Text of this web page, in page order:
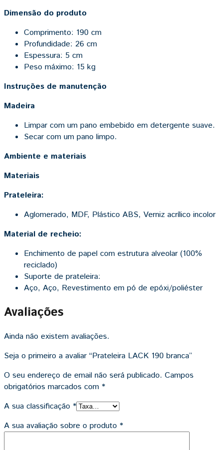
Dimensão do produto
Comprimento: 190 cm
Profundidade: 26 cm
Espessura: 5 cm
Peso máximo: 15 kg
Instruções de manutenção
Madeira
Limpar com um pano embebido em detergente suave.
Secar com um pano limpo.
Ambiente e materiais
Materiais
Prateleira:
Aglomerado, MDF, Plástico ABS, Verniz acrílico incolor
Material de recheio:
Enchimento de papel com estrutura alveolar (100%
reciclado)
Suporte de prateleira:
Aço, Aço, Revestimento em pó de epóxi/poliéster
Avaliações
Ainda não existem avaliações.
Seja o primeiro a avaliar “Prateleira LACK 190 branca”
O seu endereço de email não será publicado. Campos
obrigatórios marcados com *
A sua classificação *
A sua avaliação sobre o produto *